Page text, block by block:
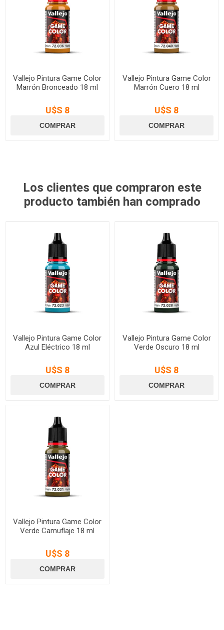
Vallejo Pintura Game Color
Marrón Bronceado 18 ml
U$S 8
Vallejo Pintura Game Color
Marrón Cuero 18 ml
U$S 8
Los clientes que compraron este
producto también han comprado
Vallejo Pintura Game Color
Azul Eléctrico 18 ml
U$S 8
Vallejo Pintura Game Color
Verde Oscuro 18 ml
U$S 8
Vallejo Pintura Game Color
Verde Camuflaje 18 ml
U$S 8